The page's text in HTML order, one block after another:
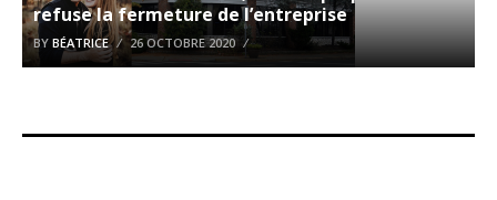
refuse la fermeture de l’entreprise
BY BÉATRICE 26 OCTOBRE 2020